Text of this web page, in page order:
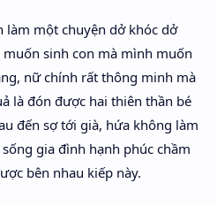
làm một chuyện dở khóc dở
sinh con mà mình muốn
nữ chính rất thông minh mà
là đón được hai thiên thần bé
đến sợ tới già, hứa không làm
gia đình hạnh phúc chầm
bên nhau kiếp này.